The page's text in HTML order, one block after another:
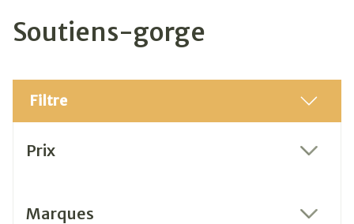
Soutiens-gorge
Filtre
Prix
Marques